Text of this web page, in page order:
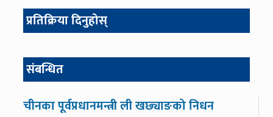
प्रतिक्रिया दिनुहोस्
संबन्धित
चीनका पूर्वप्रधानमन्त्री ली खछ्याङको निधन